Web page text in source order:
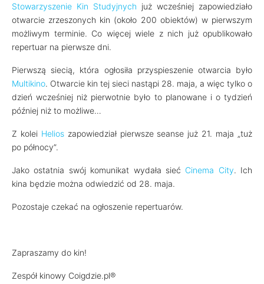
Stowarzyszenie Kin Studyjnych już wcześniej zapowiedziało
otwarcie zrzeszonych kin (około 200 obiektów) w pierwszym
możliwym terminie. Co więcej wiele z nich już opublikowało
repertuar na pierwsze dni.
Pierwszą siecią, która ogłosiła przyspieszenie otwarcia było
Multikino. Otwarcie kin tej sieci nastąpi 28. maja, a więc tylko o
dzień wcześniej niż pierwotnie było to planowane i o tydzień
później niż to możliwe…
Z kolei Helios zapowiedział pierwsze seanse już 21. maja „tuż
po północy”.
Jako ostatnia swój komunikat wydała sieć Cinema City. Ich
kina będzie można odwiedzić od 28. maja.
Pozostaje czekać na ogłoszenie repertuarów.
Zapraszamy do kin!
Zespół kinowy Coigdzie.pl®